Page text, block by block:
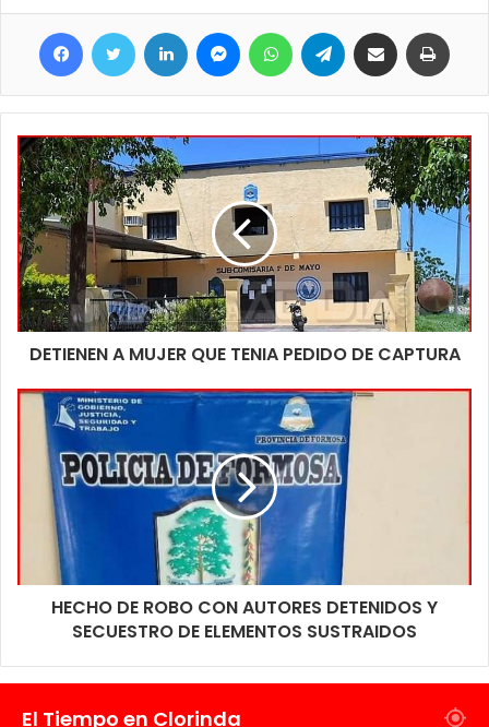
se despoja del elemento en cuestión, huyendo hacia la
República del Paraguay, mientras que el conductor del rodado
emprende su huida hacia el barrio Libertad. Los agentes
intervinientes secuestran el tanque y lo trasladan a sede policial
de unos 350 litros según se informó.
Facebook Twitter LinkedIn MessengerWhatsApp Telegram Compartir por correo electrónico
DETIENEN A MUJER QUE TENIA PEDIDO DE CAPTURA
HECHO DE ROBO CON AUTORES DETENIDOS Y
SECUESTRO DE ELEMENTOS SUSTRAIDOS
El Tiempo en Clorinda